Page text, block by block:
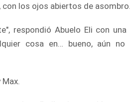
con los ojos abiertos de asombro.
respondió Abuelo Eli con
cosa en… bueno, aún no